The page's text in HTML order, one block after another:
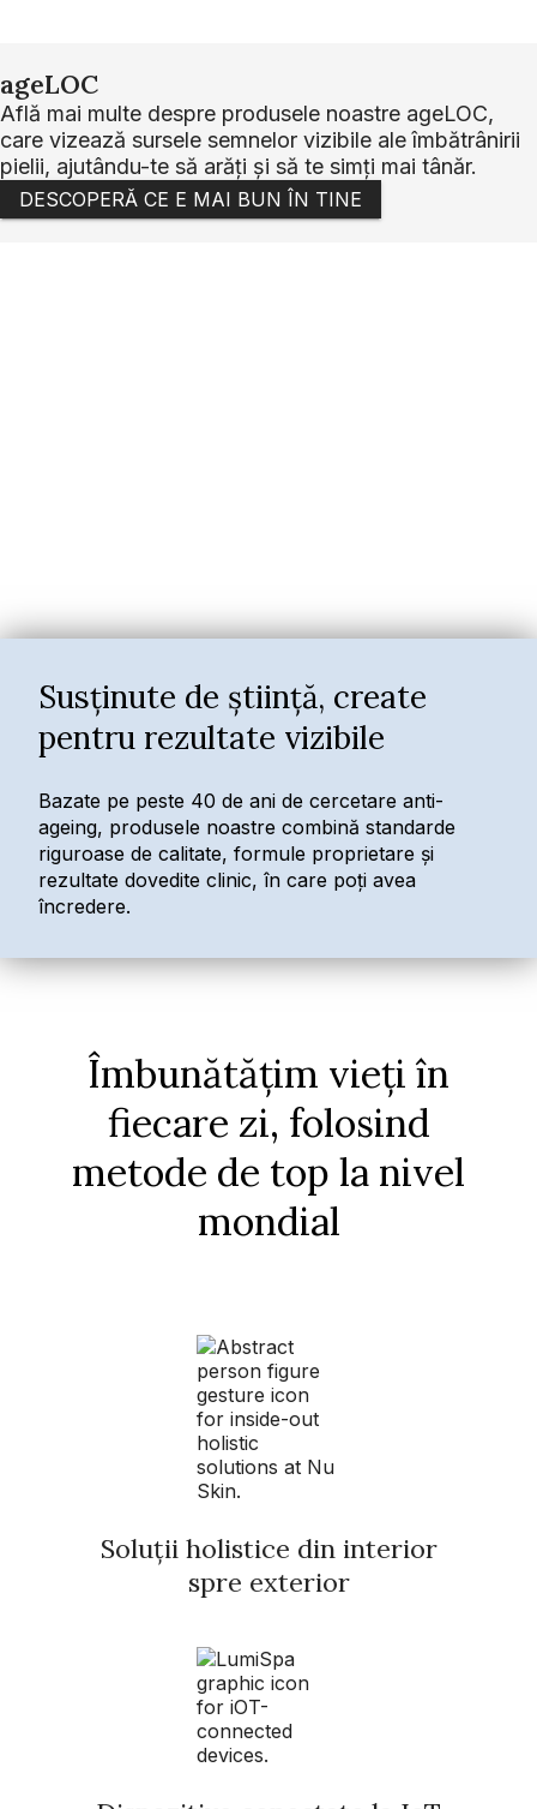
ageLOC
Află mai multe despre produsele noastre ageLOC,
care vizează sursele semnelor vizibile ale îmbătrânirii
pielii, ajutându-te să arăți și să te simți mai tânăr.
DESCOPERĂ CE E MAI BUN ÎN TINE
Susținute de știință, create
pentru rezultate vizibile
Bazate pe peste 40 de ani de cercetare anti-
ageing, produsele noastre combină standarde
riguroase de calitate, formule proprietare și
rezultate dovedite clinic, în care poți avea
încredere.
Îmbunătățim vieți în
fiecare zi, folosind
metode de top la nivel
mondial
Soluții holistice din interior
spre exterior